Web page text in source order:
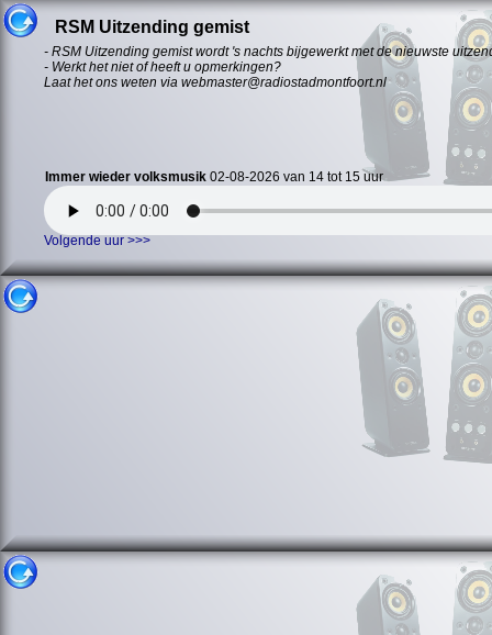
RSM Uitzending gemist
Immer wieder volksmusik 02-08-2026 van 14 tot 15 uur
Volgende uur >>>
- RSM Uitzending gemist wordt 's nachts bijgewerkt met de nieuwste
- Werkt het niet of heeft u opmerkingen?
Laat het ons weten via webmaster@radiostadmontfoort.nl